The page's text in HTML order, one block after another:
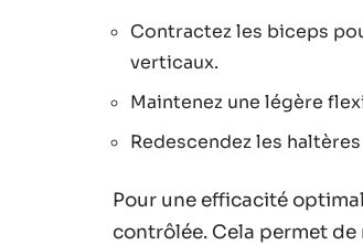
Contractez les biceps
verticaux.
Maintenez une légère
Redescendez les
Pour une efficacité
contrôlée. Cela permet de